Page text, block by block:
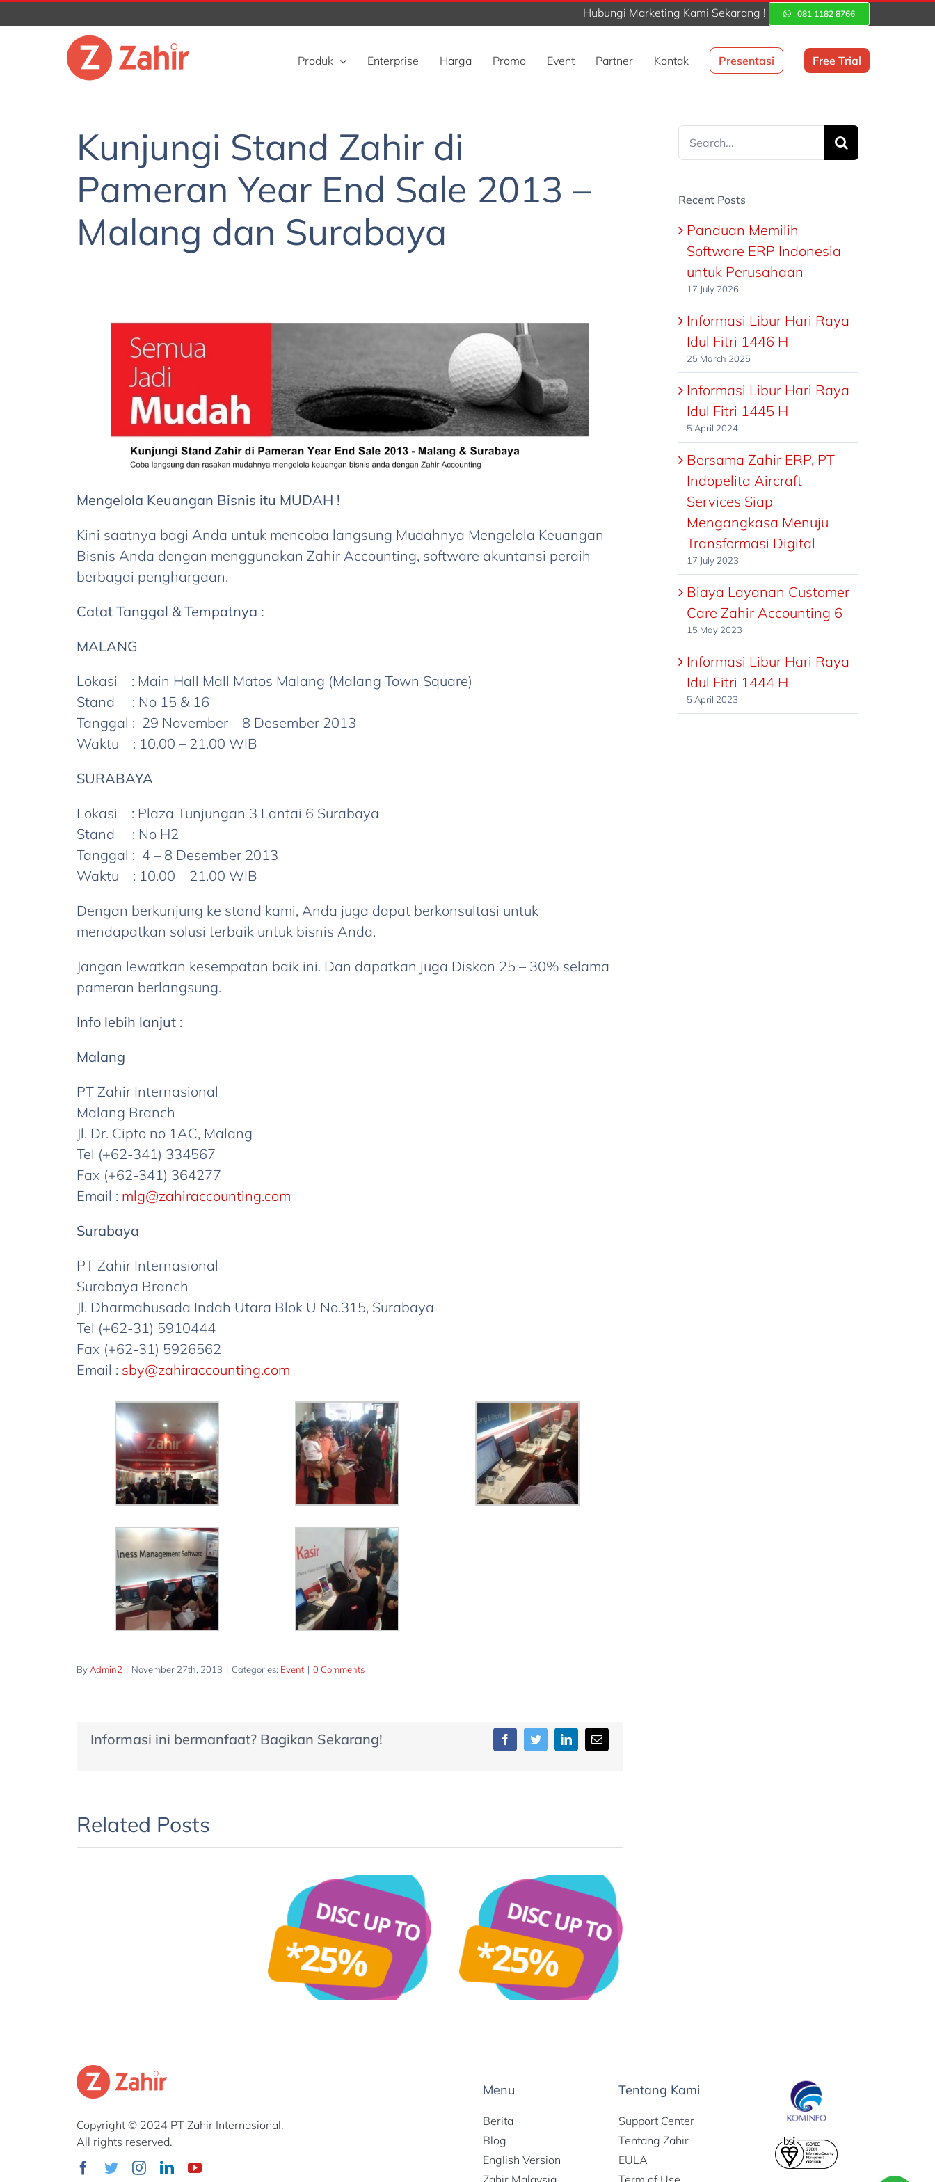
to
Hubungi Marketing Kami Sekarang ! 081 1182 8766
Produk Enterprise Harga Promo Event Partner Kontak Presentasi Free Trial
Kunjungi Stand Zahir di
Pameran Year End Sale 2013 –
Malang dan Surabaya
Mengelola Keuangan Bisnis itu MUDAH !
Kini saatnya bagi Anda untuk mencoba langsung Mudahnya Mengelola Keuangan
Bisnis Anda dengan menggunakan Zahir Accounting, software akuntansi peraih
berbagai penghargaan.
Catat Tanggal & Tempatnya :
MALANG
Lokasi : Main Hall Mall Matos Malang (Malang Town Square)
Stand : No 15 & 16
Tanggal : 29 November – 8 Desember 2013
Waktu : 10.00 – 21.00 WIB
SURABAYA
Lokasi : Plaza Tunjungan 3 Lantai 6 Surabaya
Stand : No H2
Tanggal : 4 – 8 Desember 2013
Waktu : 10.00 – 21.00 WIB
Dengan berkunjung ke stand kami, Anda juga dapat berkonsultasi untuk
mendapatkan solusi terbaik untuk bisnis Anda.
Jangan lewatkan kesempatan baik ini. Dan dapatkan juga Diskon 25 – 30% selama
pameran berlangsung.
Info lebih lanjut :
Malang
PT Zahir Internasional
Malang Branch
Jl. Dr. Cipto no 1AC, Malang
Tel (+62-341) 334567
Fax (+62-341) 364277
Email : mlg@zahiraccounting.com
Surabaya
PT Zahir Internasional
Surabaya Branch
Jl. Dharmahusada Indah Utara Blok U No.315, Surabaya
Tel (+62-31) 5910444
Fax (+62-31) 5926562
Email : sby@zahiraccounting.com
By Admin2 | November 27th, 2013 | Categories: Event | 0 Comments
Informasi ini bermanfaat? Bagikan Sekarang! FacebookTwitterLinkedInEmail
Related Posts
Indocomtech
untuk bantu UMKM
Discount 25%
Search
for:
Recent Posts
Panduan Memilih
Software ERP Indonesia
untuk Perusahaan
17 July 2026
Informasi Libur Hari Raya
Idul Fitri 1446 H
25 March 2025
Informasi Libur Hari Raya
Idul Fitri 1445 H
5 April 2024
Bersama Zahir ERP, PT
Indopelita Aircraft
Services Siap
Mengangkasa Menuju
Transformasi Digital
17 July 2023
Biaya Layanan Customer
Care Zahir Accounting 6
15 May 2023
Informasi Libur Hari Raya
Idul Fitri 1444 H
5 April 2023
Copyright © 2024 PT Zahir Internasional.
All rights reserved.
Menu
Berita
Blog
English Version
Zahir Malaysia
Tentang Kami
Support Center
Tentang Zahir
EULA
Term of Use